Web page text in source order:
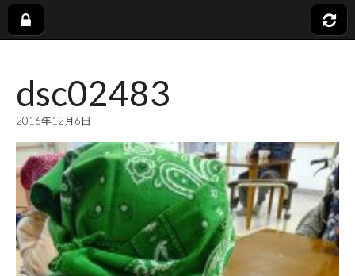
会
福
祉
法
dsc02483
2016年12月6日